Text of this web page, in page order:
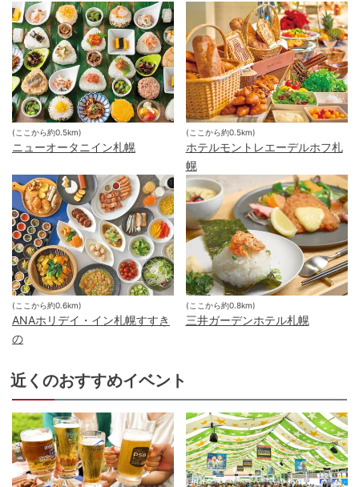
(ここから約0.5km)
ニューオータニイン札幌
(ここから約0.5km)
ホテルモントレエーデルホフ札
幌
(ここから約0.6km)
ANAホリデイ・イン札幌すすき
の
(ここから約0.8km)
三井ガーデンホテル札幌
近くのおすすめイベント